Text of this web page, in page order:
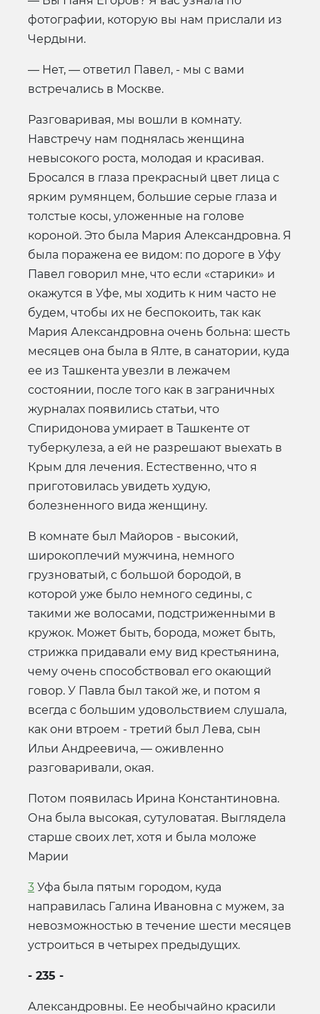
фотографии, которую вы нам прислали из
Чердыни.
— Нет, — ответил Павел, - мы с вами
встречались в Москве.
Разговаривая, мы вошли в комнату.
Навстречу нам поднялась женщина
невысокого роста, молодая и красивая.
Бросался в глаза прекрасный цвет лица с
ярким румянцем, большие серые глаза и
толстые косы, уложенные на голове
короной. Это была Мария Александровна. Я
была поражена ее видом: по дороге в Уфу
Павел говорил мне, что если «старики» и
окажутся в Уфе, мы ходить к ним часто не
будем, чтобы их не беспокоить, так как
Мария Александровна очень больна: шесть
месяцев она была в Ялте, в санатории, куда
ее из Ташкента увезли в лежачем
состоянии, после того как в заграничных
журналах появились статьи, что
Спиридонова умирает в Ташкенте от
туберкулеза, а ей не разрешают выехать в
Крым для лечения. Естественно, что я
приготовилась увидеть худую,
болезненного вида женщину.
В комнате был Майоров - высокий,
широкоплечий мужчина, немного
грузноватый, с большой бородой, в
которой уже было немного седины, с
такими же волосами, подстриженными в
кружок. Может быть, борода, может быть,
стрижка придавали ему вид крестьянина,
чему очень способствовал его окающий
говор. У Павла был такой же, и потом я
всегда с большим удовольствием слушала,
как они втроем - третий был Лева, сын
Ильи Андреевича, — оживленно
разговаривали, окая.
Потом появилась Ирина Константиновна.
Она была высокая, сутуловатая. Выглядела
старше своих лет, хотя и была моложе
Марии
3 Уфа была пятым городом, куда
направилась Галина Ивановна с мужем, за
невозможностью в течение шести месяцев
устроиться в четырех предыдущих.
- 235 -
Александровны. Ее необычайно красили